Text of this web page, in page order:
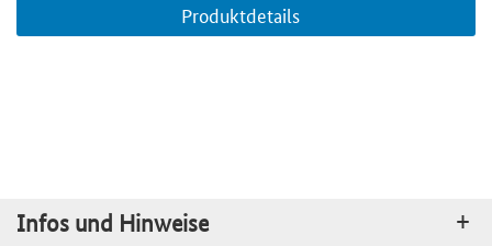
Produktdetails
Infos und Hinweise